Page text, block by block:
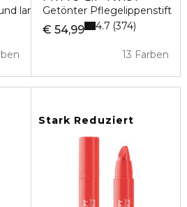
langer Halt
Getönter Pflegelippenstift
€ 54,99
13 Farben
4.7 374
Stark Reduziert